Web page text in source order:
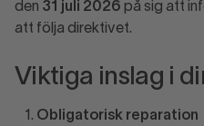
den 31 juli 2026 på sig att
att följa direktivet.
Viktiga inslag i
Obligatorisk reparation